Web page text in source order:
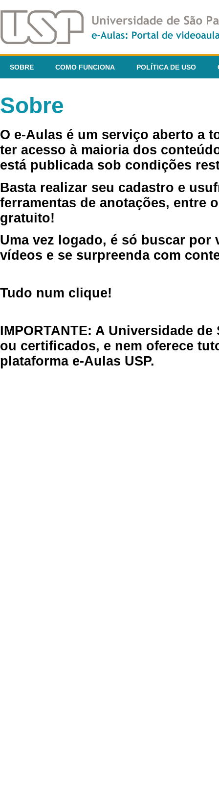
SOBRE COMO FUNCIONA POLÍTICA DE USO
Sobre
O e-Aulas é um serviço aberto a
ter acesso à maioria dos
está publicada sob condições
Basta realizar seu cadastro e
ferramentas de anotações, entre
gratuito!
Uma vez logado, é só buscar por
vídeos e se surpreenda com
Tudo num clique!
IMPORTANTE: A Universidade
ou certificados, e nem oferece
plataforma e-Aulas USP.